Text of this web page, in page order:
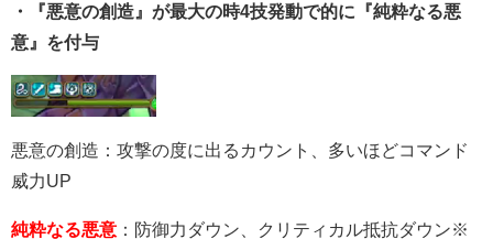
・『悪意の創造』が最大の時4技発動で的に『純粋なる悪
意』を付与
悪意の創造：攻撃の度に出るカウント、多いほどコマンド
威力UP
純粋なる悪意 ：防御力ダウン、クリティカル抵抗ダウン※